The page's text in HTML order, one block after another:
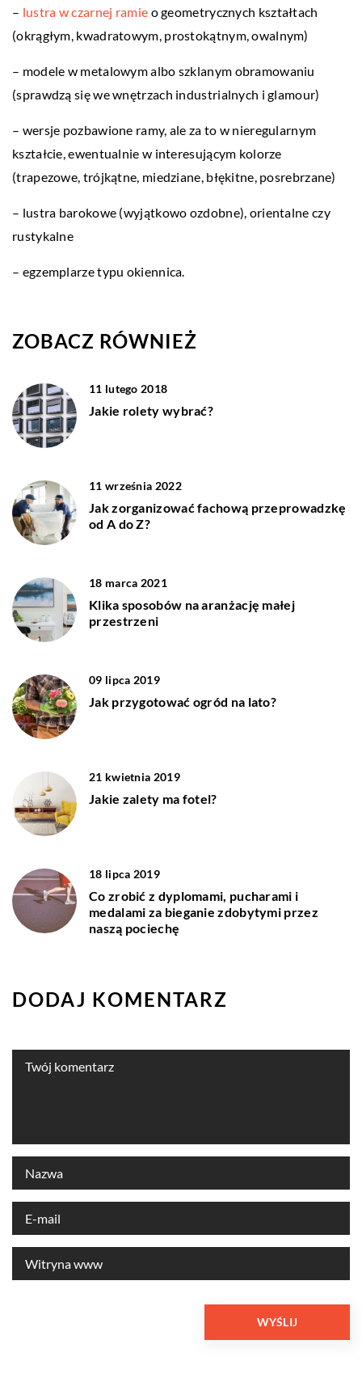
– lustra w czarnej ramie o geometrycznych kształtach
(okrągłym, kwadratowym, prostokątnym, owalnym)
– modele w metalowym albo szklanym obramowaniu
(sprawdzą się we wnętrzach industrialnych i glamour)
– wersje pozbawione ramy, ale za to w nieregularnym
kształcie, ewentualnie w interesującym kolorze
(trapezowe, trójkątne, miedziane, błękitne, posrebrzane)
– lustra barokowe (wyjątkowo ozdobne), orientalne czy
rustykalne
– egzemplarze typu okiennica.
ZOBACZ RÓWNIEŻ
11 lutego 2018
Jakie rolety wybrać?
11 września 2022
Jak zorganizować fachową przeprowadzkę
od A do Z?
18 marca 2021
Klika sposobów na aranżację małej
przestrzeni
09 lipca 2019
Jak przygotować ogród na lato?
21 kwietnia 2019
Jakie zalety ma fotel?
18 lipca 2019
Co zrobić z dyplomami, pucharami i
medalami za bieganie zdobytymi przez
naszą pociechę
DODAJ KOMENTARZ